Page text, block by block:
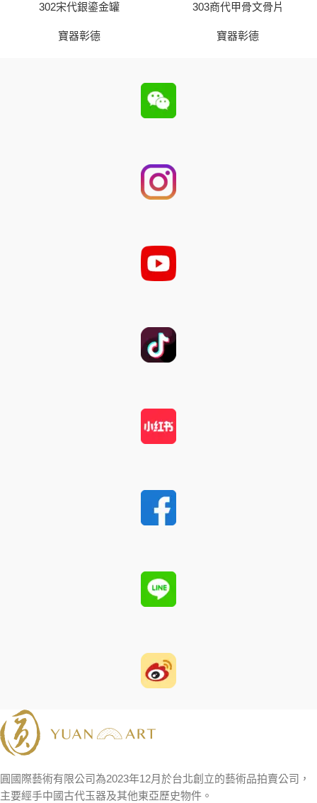
302宋代銀鎏金罐
寶器彰德
303商代甲骨文骨片
寶器彰德
圓國際藝術有限公司為2023年12月於台北創立的藝術品拍賣公司，
主要經手中國古代玉器及其他東亞歷史物件。